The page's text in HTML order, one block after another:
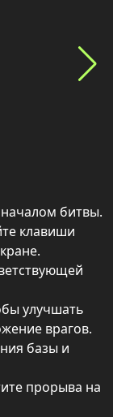
битвы.
клавиши
улучшать
врагов.
базы и
прорыва на